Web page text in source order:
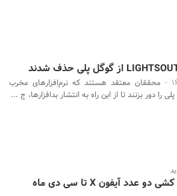
محققان معتقد هستند که نرم‌افزارهای مخرب
دور بزنند تا از این راه به انتشار بدافزارها، ج ...
مهلت شرکت در قرعه کشی دو عدد آیفون X تا سی دی ماه